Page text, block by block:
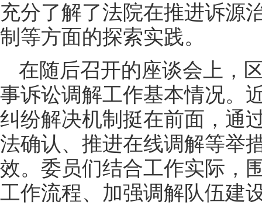
充分了解了法院在推进诉源
制等方面的探索实践。
在随后召开的座谈会上，
事诉讼调解工作基本情况。
纠纷解决机制挺在前面，通
法确认、推进在线调解等举
效。委员们结合工作实际，
工作流程、加强调解队伍建